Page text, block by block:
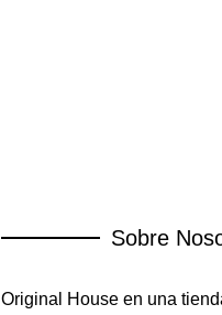
Sobre
Original House en una